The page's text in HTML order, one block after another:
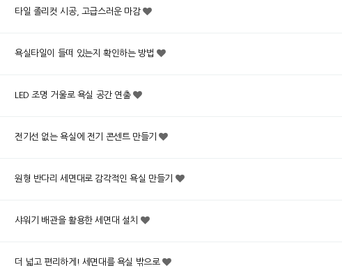
타일 졸리컷 시공, 고급스러운 마감
욕실타일이 들떠 있는지 확인하는 방법
LED 조명 거울로 욕실 공간 연출
전기선 없는 욕실에 전기 콘센트 만들기
원형 반다리 세면대로 감각적인 욕실 만들기
샤워기 배관을 활용한 세면대 설치
더 넓고 편리하게! 세면대를 욕실 밖으로